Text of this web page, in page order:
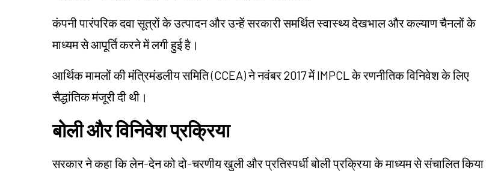
कंपनी पारंपरिक दवा सूत्रों के उत्पादन और उन्हें सरकारी समर्थित स्वास्थ्य देखभाल और कल्याण चैनलों के
माध्यम से आपूर्ति करने में लगी हुई है।
आर्थिक मामलों की मंत्रिमंडलीय समिति (CCEA) ने नवंबर 2017 में IMPCL के रणनीतिक विनिवेश के लिए
सैद्धांतिक मंजूरी दी थी।
बोली और विनिवेश प्रक्रिया
सरकार ने कहा कि लेन-देन को दो-चरणीय खुली और प्रतिस्पर्धी बोली प्रक्रिया के माध्यम से संचालित किया